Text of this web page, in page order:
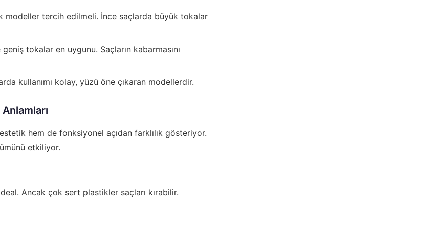
modeller tercih edilmeli. İnce saçlarda büyük tokalar
tokalar en uygunu. Saçların kabarmasını
kullanımı kolay, yüzü öne çıkaran modellerdir.
hem de fonksiyonel açıdan farklılık gösteriyor.
etkiliyor.
Ancak çok sert plastikler saçları kırabilir.